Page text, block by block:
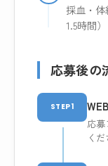
採血・
1.5時間）
応募後の
STEP1
応
く